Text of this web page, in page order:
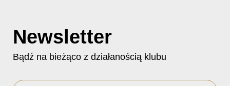
Newsletter
Bądź na bieżąco z działanością klubu